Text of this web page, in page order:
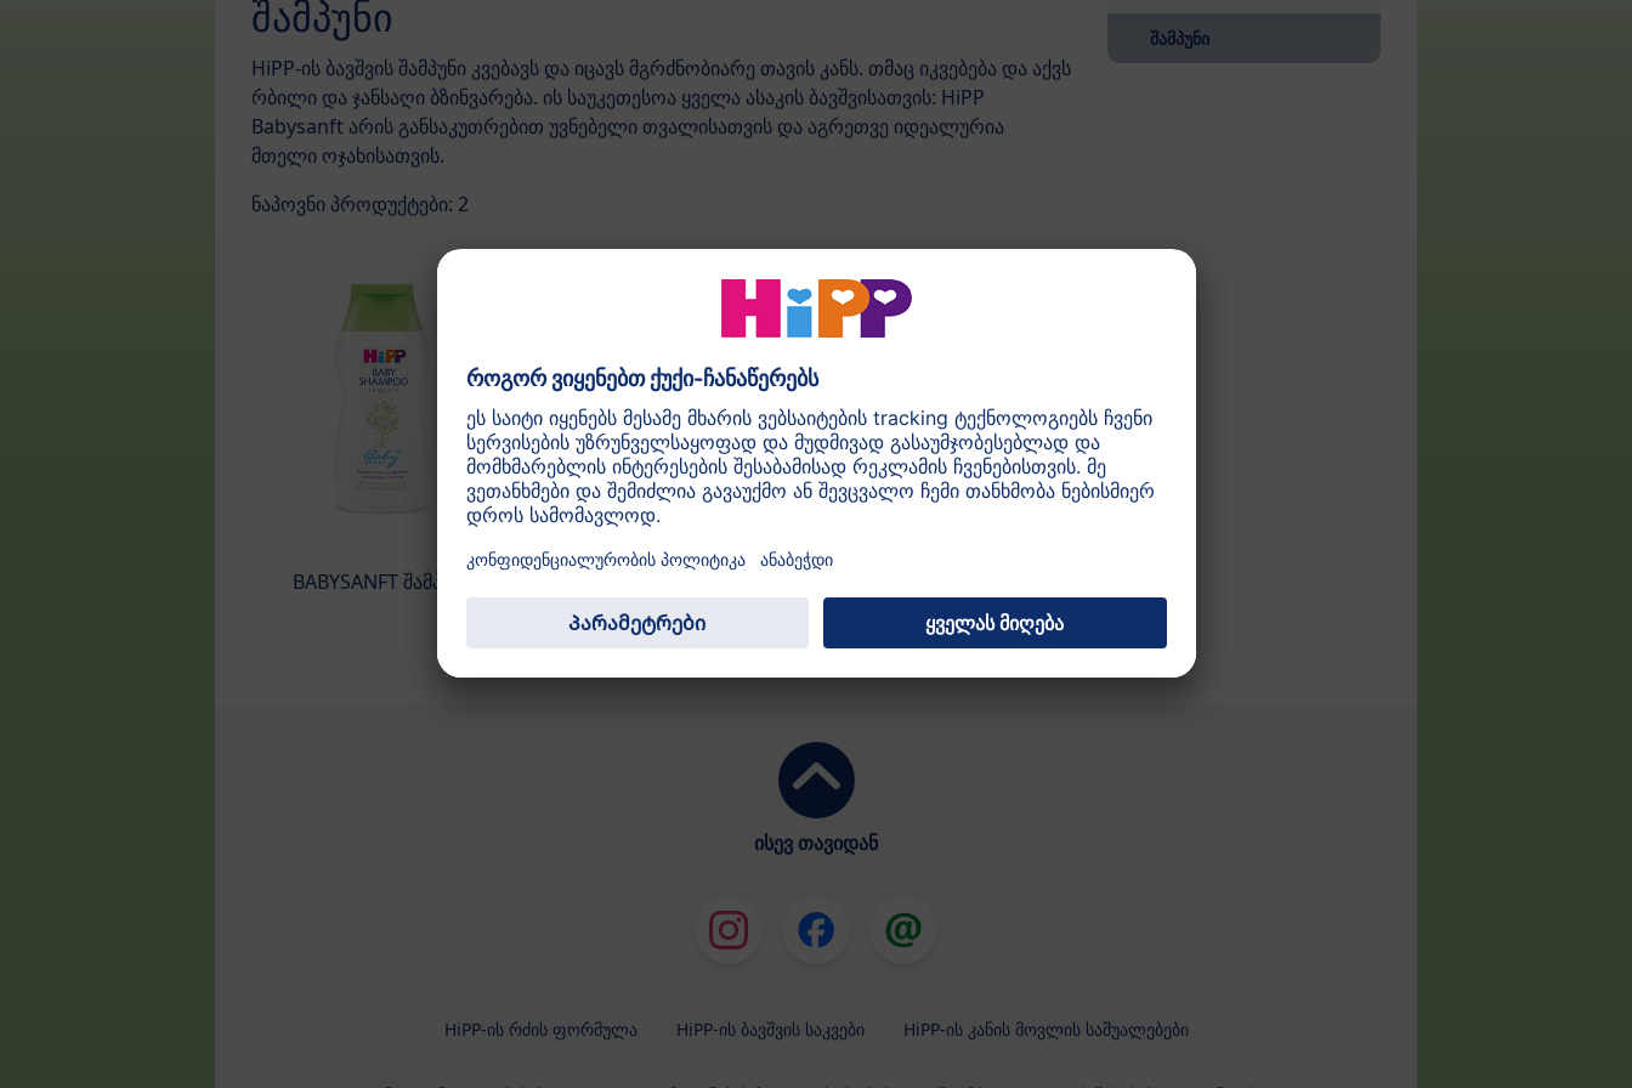
შამპუნი
შამპუნი
HiPP-ის ბავშვის შამპუნი კვებავს და იცავს მგრძნობიარე თავის კანს. თმაც იკვებება და აქვს
რბილი და ჯანსაღი ბზინვარება. ის საუკეთესოა ყველა ასაკის ბავშვისათვის: HiPP
Babysanft არის განსაკუთრებით უვნებელი თვალისათვის და აგრეთვე იდეალურია
მთელი ოჯახისათვის.
ნაპოვნი პროდუქტები: 2
BABYSANFT შამპუნი
თმის მარტივი
ვარცხნისათვის
ისევ თავიდან
HiPP-ის რძის ფორმულა HiPP-ის ბავშვის საკვები HiPP-ის კანის მოვლის საშუალებები